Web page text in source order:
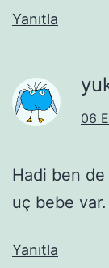
Yanıtla
06
Hadi ben
uç bebe
Yanıtla